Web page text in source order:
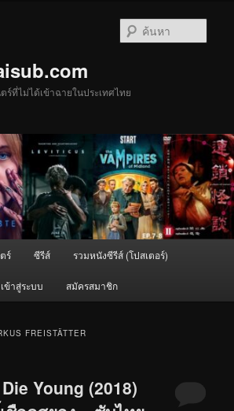
ที่ไม่ได้เข้าฉายในประเทศไทย
ร์ ซีรีส์ รวมหนังซีรีส์ (โปสเตอร์)
เข้าสู่ระบบ สมัครสมาชิก
FREISTÄTTER
Young (2018)